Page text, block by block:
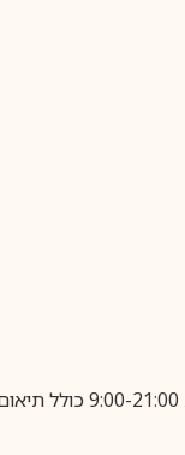
בביצוע הזמנה עד השעה 10:00 בימים א-ה,